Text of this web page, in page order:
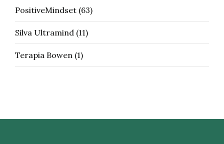
PositiveMindset (63)
Silva Ultramind (11)
Terapia Bowen (1)